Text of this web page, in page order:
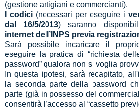
(gestione artigiani e commercianti).
I codici (necessari per eseguire i
dal 16/5/2013) saranno
internet dell’INPS previa
Sarà possibile incaricare il
eseguire la pratica di “richiesta
password” qualora non si voglia
In questa ipotesi, sarà recapitato,
la seconda parte della password
parte (già in possesso del
consentirà l’accesso al “cassetto